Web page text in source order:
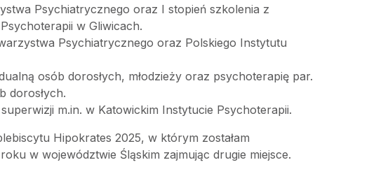
Psychiatrycznego oraz I stopień szkolenia z
w Gliwicach.
Psychiatrycznego oraz Polskiego Instytutu
osób dorosłych, młodzieży oraz psychoterapię par.
dorosłych.
m.in. w Katowickim Instytucie Psychoterapii.
Hipokrates 2025, w którym zostałam
w województwie Śląskim zajmując drugie miejsce.